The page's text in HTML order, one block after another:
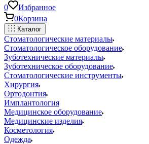
0
Избранное
0Корзина
Каталог
Стоматологические материалы
Стоматологическое оборудование
Зуботехнические материалы
Зуботехническое оборудование
Стоматологические инструменты
Хирургия
Ортодонтия
Имплантология
Медицинское оборудование
Медицинские изделия
Косметология
Одежда